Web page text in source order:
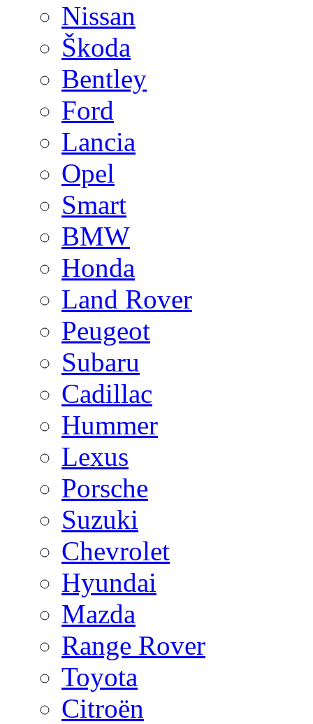
Nissan
Škoda
Bentley
Ford
Lancia
Opel
Smart
BMW
Honda
Land Rover
Peugeot
Subaru
Cadillac
Hummer
Lexus
Porsche
Suzuki
Chevrolet
Hyundai
Mazda
Range Rover
Toyota
Citroën